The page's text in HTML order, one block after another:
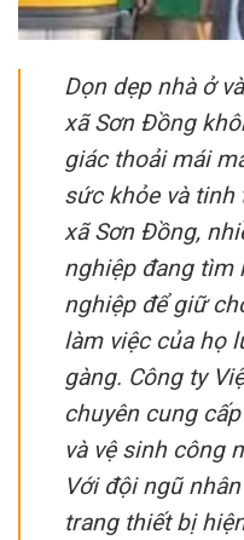
Dọn dẹp nhà ở
xã Sơn Đồng
giác thoải mái
sức khỏe và tinh
xã Sơn Đồng,
nghiệp đang tìm
nghiệp để giữ
làm việc của họ
gàng. Công ty
chuyên cung
và vệ sinh công
Với đội ngũ
trang thiết bị